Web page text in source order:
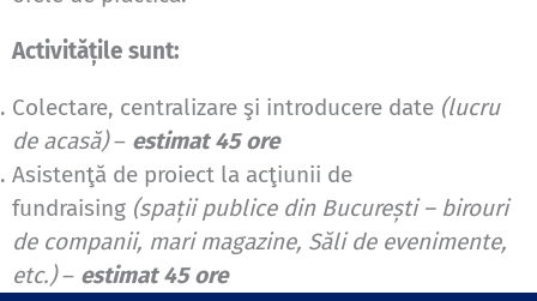
Activitățile sunt:
Colectare, centralizare şi introducere date (lucru
de acasă)– estimat 45 ore
Asistenţă de proiect la acţiunii de
fundraising (spații publice din București – birouri
de companii, mari magazine, Săli de evenimente,
etc.)– estimat 45 ore